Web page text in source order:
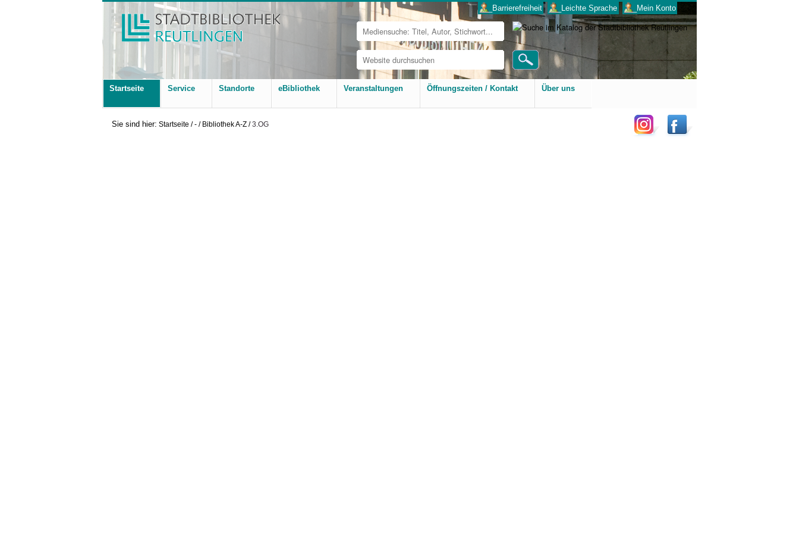
Website
durchsuchen
Erweiterte
Suche…
___Barrierefreiheit ___Leichte Sprache ___Mein Konto
Startseite Service Standorte eBibliothek Veranstaltungen Öffnungszeiten / Kontakt Über uns
Sie sind hier: Startseite /- / Bibliothek A-Z /3.OG